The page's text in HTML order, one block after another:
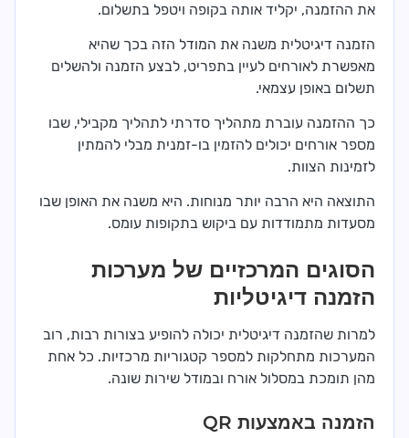
את ההזמנה, יקליד אותה בקופה ויטפל בתשלום.
הזמנה דיגיטלית משנה את המודל הזה בכך שהיא
מאפשרת לאורחים לעיין בתפריט, לבצע הזמנה ולהשלים
תשלום באופן עצמאי.
כך ההזמנה עוברת מתהליך סדרתי לתהליך מקבילי, שבו
מספר אורחים יכולים להזמין בו-זמנית מבלי להמתין
לזמינות הצוות.
התוצאה היא הרבה יותר מנוחות. היא משנה את האופן שבו
מסעדות מתמודדות עם ביקוש בתקופות עומס.
הסוגים המרכזיים של מערכות
הזמנה דיגיטליות
למרות שהזמנה דיגיטלית יכולה להופיע בצורות רבות, רוב
המערכות מתחלקות למספר קטגוריות מרכזיות. כל אחת
מהן תומכת במסלול אורח ובמודל שירות שונה.
הזמנה באמצעות QR